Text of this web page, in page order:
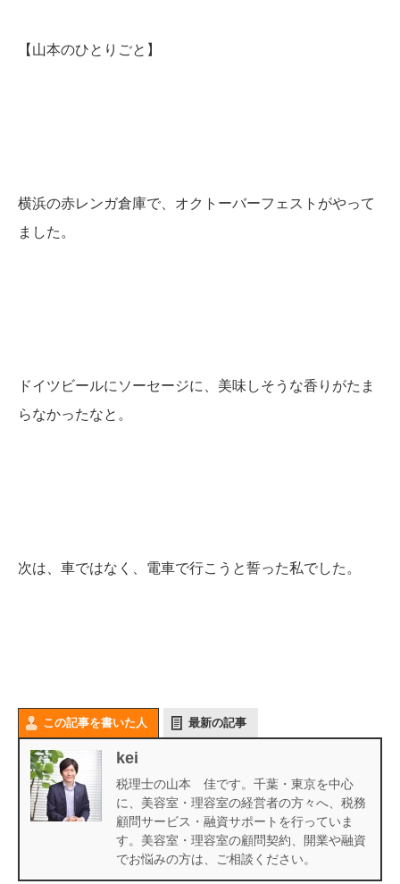
【山本のひとりごと】
横浜の赤レンガ倉庫で、オクトーバーフェストがやって
ました。
ドイツビールにソーセージに、美味しそうな香りがたま
らなかったなと。
次は、車ではなく、電車で行こうと誓った私でした。
この記事を書いた人 最新の記事
kei
税理士の山本 佳です。千葉・東京を中心
に、美容室・理容室の経営者の方々へ、税務
顧問サービス・融資サポートを行っていま
す。美容室・理容室の顧問契約、開業や融資
でお悩みの方は、ご相談ください。